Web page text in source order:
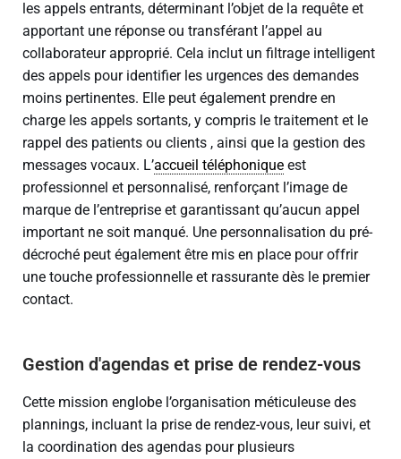
les appels entrants, déterminant l’objet de la requête et
apportant une réponse ou transférant l’appel au
collaborateur approprié. Cela inclut un filtrage intelligent
des appels pour identifier les urgences des demandes
moins pertinentes. Elle peut également prendre en
charge les appels sortants, y compris le traitement et le
rappel des patients ou clients , ainsi que la gestion des
messages vocaux. L’accueil téléphonique est
professionnel et personnalisé, renforçant l’image de
marque de l’entreprise et garantissant qu’aucun appel
important ne soit manqué. Une personnalisation du pré-
décroché peut également être mis en place pour offrir
une touche professionnelle et rassurante dès le premier
contact.
Gestion d'agendas et prise de rendez-vous
Cette mission englobe l’organisation méticuleuse des
plannings, incluant la prise de rendez-vous, leur suivi, et
la coordination des agendas pour plusieurs